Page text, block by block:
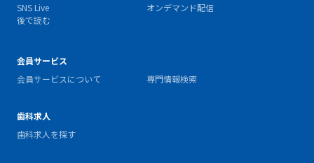
SNS Live
オンデマンド配信
後で読む
会員サービス
会員サービスについて
専門情報検索
歯科求人
歯科求人を探す